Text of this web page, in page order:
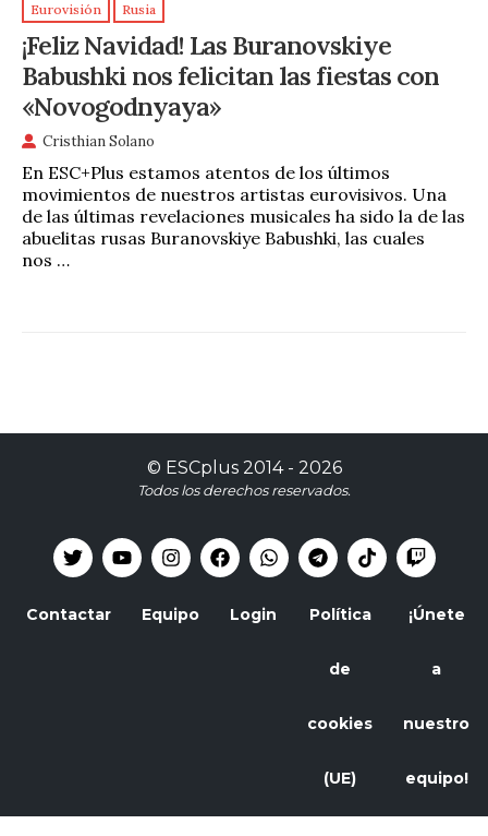
Eurovisión Rusia
¡Feliz Navidad! Las Buranovskiye
Babushki nos felicitan las fiestas con
«Novogodnyaya»
Cristhian Solano
En ESC+Plus estamos atentos de los últimos
movimientos de nuestros artistas eurovisivos. Una
de las últimas revelaciones musicales ha sido la de las
abuelitas rusas Buranovskiye Babushki, las cuales
nos …
© ESCplus2014 - 2026
Todos los derechos reservados.
Contactar Equipo Login Política
de
cookies
(UE)
¡Únete
a
nuestro
equipo!